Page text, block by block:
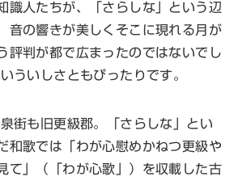
識人たちが、「さらしな」という辺
音の響きが美しくそこに現れる月が
評判が都で広まったのではないでし
ういしさともぴったりです。
も旧更級郡。「さらしな」とい
和歌では「わが心慰めかねつ更級や
て」（「わが心歌」）を収載した古